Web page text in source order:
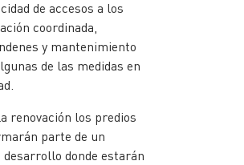
de accesos a los
coordinada,
y mantenimiento
de las medidas en
renovación los predios
parte de un
donde estarán